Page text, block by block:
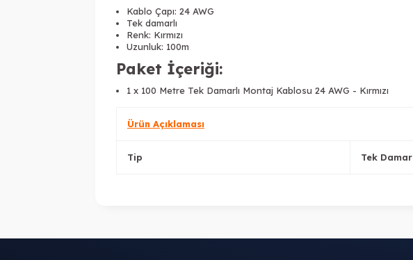
Kablo Çapı: 24 AWG
Tek damarlı
Renk: Kırmızı
Uzunluk: 100m
Paket İçeriği:
1 x 100 Metre Tek Damarlı Montaj Kablosu 24 AWG - Kırmızı
Ürün Açıklaması
Tip Tek Damar